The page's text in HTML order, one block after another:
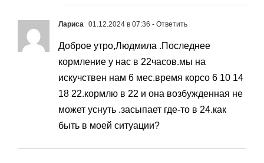
Лариса 01.12.2024 в 07:36 - Ответить
Доброе утро,Людмила .Последнее
кормление у нас в 22часов.мы на
искучствен нам 6 мес.время корсо 6 10 14
18 22.кормлю в 22 и она возбужденная не
может уснуть .засыпает где-то в 24.как
быть в моей ситуации?